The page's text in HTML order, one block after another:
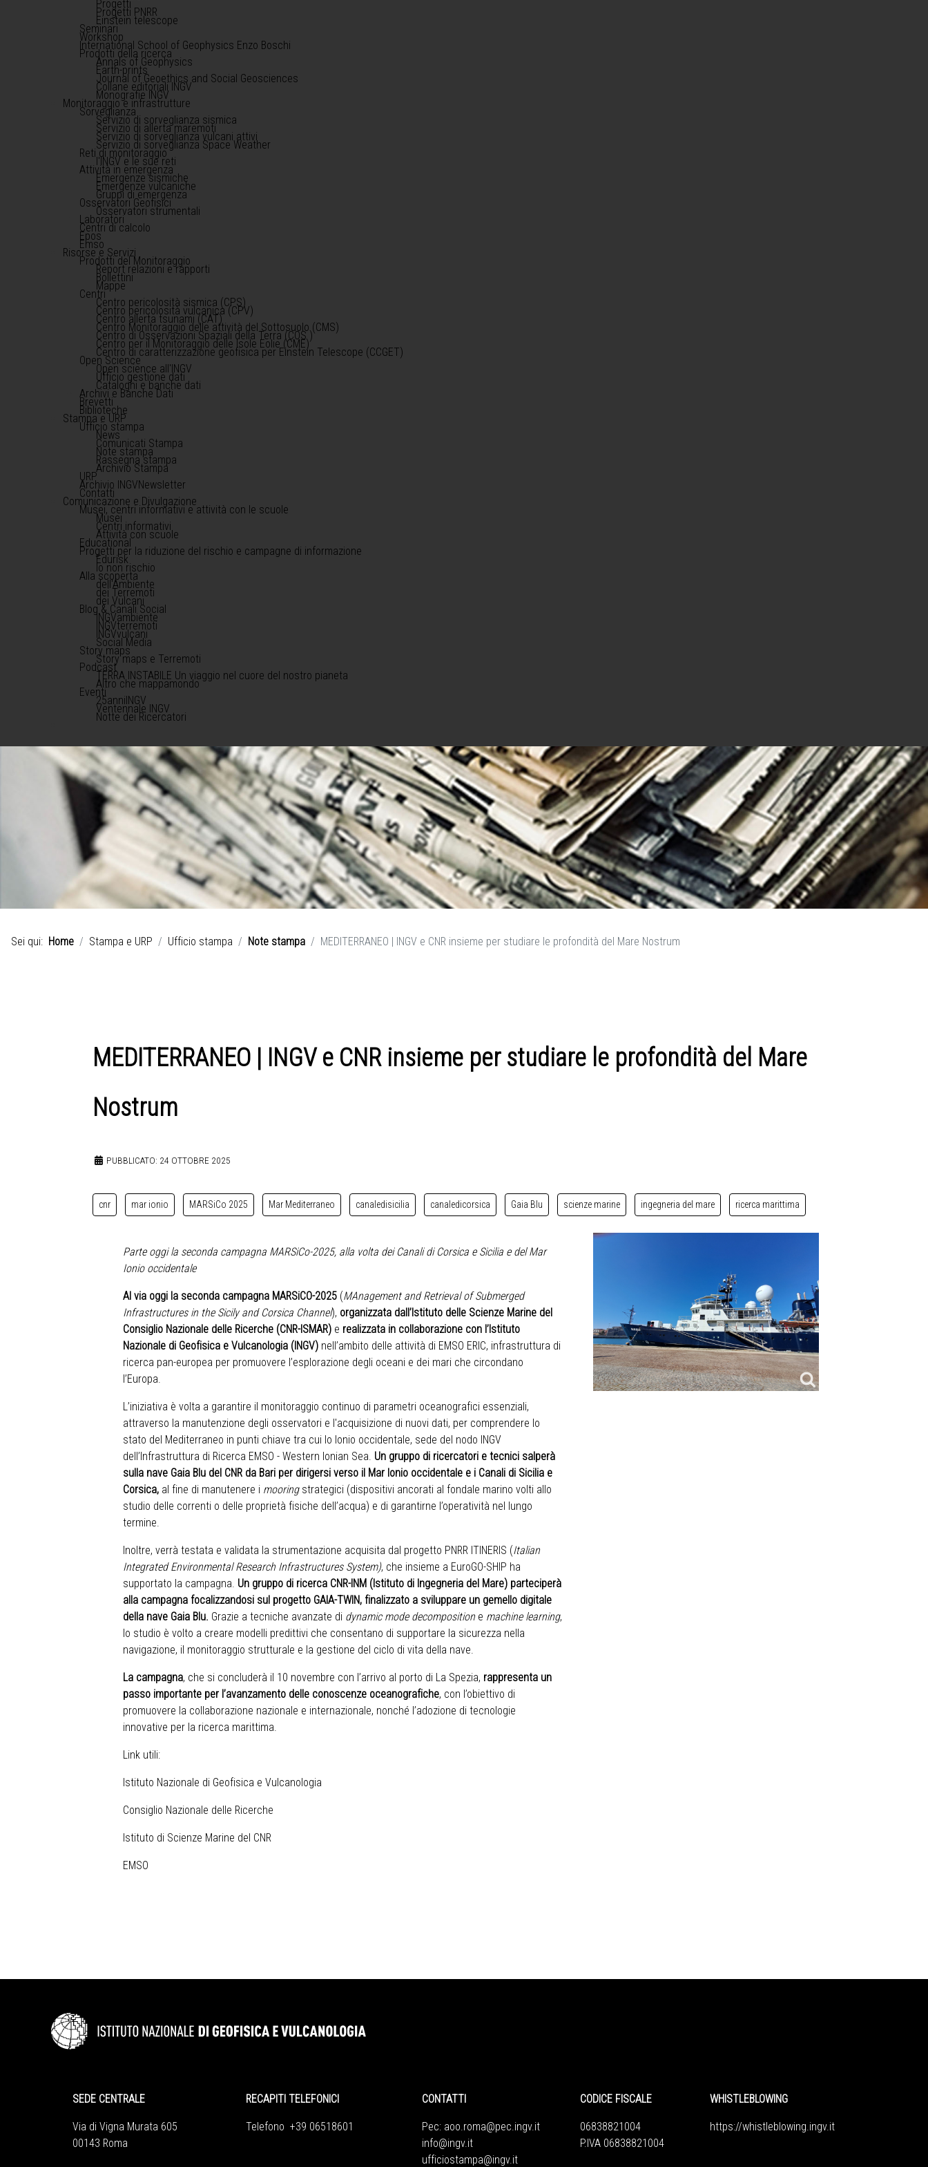
Progetti
Progetti PNRR
Einstein telescope
Seminari
Workshop
International School of Geophysics Enzo Boschi
Prodotti della ricerca
Annals of Geophysics
Earth-prints
Journal of Geoethics and Social Geosciences
Collane editoriali INGV
Monografie INGV
Monitoraggio e infrastrutture
Sorveglianza
Servizio di sorveglianza sismica
Servizio di allerta maremoti
Servizio di sorveglianza vulcani attivi
Servizio di sorveglianza Space Weather
Reti di monitoraggio
l'INGV e le sue reti
Attività in emergenza
Emergenze sismiche
Emergenze vulcaniche
Gruppi di emergenza
Osservatori Geofisici
Osservatori strumentali
Laboratori
Centri di calcolo
Epos
Emso
Risorse e Servizi
Prodotti del Monitoraggio
Report relazioni e rapporti
Bollettini
Mappe
Centri
Centro pericolosità sismica (CPS)
Centro pericolosità vulcanica (CPV)
Centro allerta tsunami (CAT)
Centro Monitoraggio delle attività del Sottosuolo (CMS)
Centro di Osservazioni Spaziali della Terra (COS )
Centro per il Monitoraggio delle Isole Eolie (CME)
Centro di caratterizzazione geofisica per Einstein Telescope (CCGET)
Open Science
Open science all'INGV
Ufficio gestione dati
Cataloghi e banche dati
Archivi e Banche Dati
Brevetti
Biblioteche
Stampa e URP
Ufficio stampa
News
Comunicati Stampa
Note stampa
Rassegna stampa
Archivio Stampa
URP
Archivio INGVNewsletter
Contatti
Comunicazione e Divulgazione
Musei, centri informativi e attività con le scuole
Musei
Centri informativi
Attività con scuole
Educational
Progetti per la riduzione del rischio e campagne di informazione
Edurisk
Io non rischio
Alla scoperta
dell'Ambiente
dei Terremoti
dei Vulcani
Blog & Canali Social
INGVambiente
INGVterremoti
INGVvulcani
Social Media
Story maps
Story maps e Terremoti
Podcast
TERRA INSTABILE Un viaggio nel cuore del nostro pianeta
Altro che mappamondo
Eventi
25anniINGV
Ventennale INGV
Notte dei Ricercatori
Sei qui: Home Stampa e URP Ufficio stampa Note stampa MEDITERRANEO | INGV e CNR insieme per studiare le profondità del Mare Nostrum
MEDITERRANEO | INGV e CNR insieme per studiare le profondità del Mare
Nostrum
PUBBLICATO: 24 OTTOBRE 2025
cnr mar ionio MARSiCo 2025 Mar Mediterraneo canaledisicilia canaledicorsica Gaia Blu scienze marine ingegneria del mare ricerca marittima
Parte oggi la seconda campagna MARSiCo-2025, alla volta dei Canali di Corsica e Sicilia e del Mar
Ionio occidentale
Al via oggi la seconda campagna MARSiCO-2025 (MAnagement and Retrieval of Submerged
Infrastructures in the Sicily and Corsica Channel), organizzata dall’Istituto delle Scienze Marine del
Consiglio Nazionale delle Ricerche (CNR-ISMAR) e realizzata in collaborazione con l’Istituto
Nazionale di Geofisica e Vulcanologia (INGV) nell’ambito delle attività di EMSO ERIC, infrastruttura di
ricerca pan-europea per promuovere l’esplorazione degli oceani e dei mari che circondano
l’Europa.
L’iniziativa è volta a garantire il monitoraggio continuo di parametri oceanografici essenziali,
attraverso la manutenzione degli osservatori e l'acquisizione di nuovi dati, per comprendere lo
stato del Mediterraneo in punti chiave tra cui lo Ionio occidentale, sede del nodo INGV
dell’Infrastruttura di Ricerca EMSO - Western Ionian Sea. Un gruppo di ricercatori e tecnici salperà
sulla nave Gaia Blu del CNR da Bari per dirigersi verso il Mar Ionio occidentale e i Canali di Sicilia e
Corsica, al fine di manutenere i mooringstrategici (dispositivi ancorati al fondale marino volti allo
studio delle correnti o delle proprietà fisiche dell’acqua) e di garantirne l’operatività nel lungo
termine.
Inoltre, verrà testata e validata la strumentazione acquisita dal progetto PNRR ITINERIS (Italian
Integrated Environmental Research Infrastructures System), che insieme a EuroGO-SHIP ha
supportato la campagna. Un gruppo di ricerca CNR-INM (Istituto di Ingegneria del Mare) parteciperà
alla campagna focalizzandosi sul progetto GAIA-TWIN, finalizzato a sviluppare un gemello digitale
della nave Gaia Blu. Grazie a tecniche avanzate di dynamic mode decompositione machine learning,
lo studio è volto a creare modelli predittivi che consentano di supportare la sicurezza nella
navigazione, il monitoraggio strutturale e la gestione del ciclo di vita della nave.
La campagna, che si concluderà il 10 novembre con l’arrivo al porto di La Spezia, rappresenta un
passo importante per l’avanzamento delle conoscenze oceanografiche, con l’obiettivo di
promuovere la collaborazione nazionale e internazionale, nonché l’adozione di tecnologie
innovative per la ricerca marittima.
Link utili:
Istituto Nazionale di Geofisica e Vulcanologia
Consiglio Nazionale delle Ricerche
Istituto di Scienze Marine del CNR
EMSO
SEDE CENTRALE
Via di Vigna Murata 605
00143 Roma
RECAPITI TELEFONICI
Telefono +39 06518601
CONTATTI
Pec: aoo.roma@pec.ingv.it
info@ingv.it
ufficiostampa@ingv.it
CODICE FISCALE
06838821004
P.IVA 06838821004
WHISTLEBLOWING
https://whistleblowing.ingv.it